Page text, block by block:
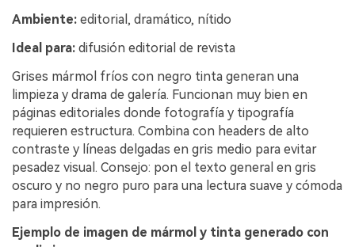
Ambiente: editorial, dramático, nítido
Ideal para: difusión editorial de revista
Grises mármol fríos con negro tinta generan una
limpieza y drama de galería. Funcionan muy bien en
páginas editoriales donde fotografía y tipografía
requieren estructura. Combina con headers de alto
contraste y líneas delgadas en gris medio para evitar
pesadez visual. Consejo: pon el texto general en gris
oscuro y no negro puro para una lectura suave y cómoda
para impresión.
Ejemplo de imagen de mármol y tinta generado con